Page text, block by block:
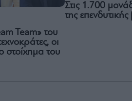
Team» του
οι
στοίχημα του
Στις 1.700
της